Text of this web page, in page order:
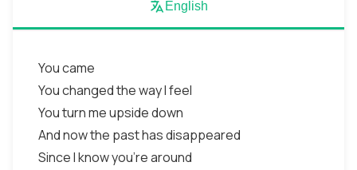
English
You came
You changed the way I feel
You turn me upside down
And now the past has disappeared
Since I know you're around